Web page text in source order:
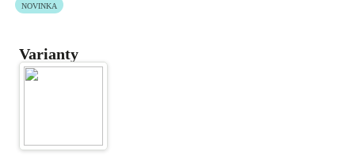
NOVINKA
Varianty